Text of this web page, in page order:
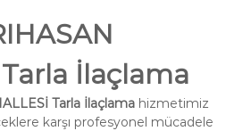
İlaçlama
Tarla İlaçlamahizmetimiz
karşı profesyonel mücadele